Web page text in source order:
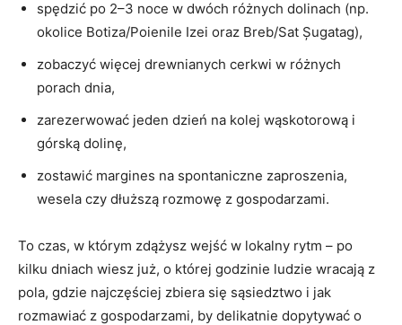
spędzić po 2–3 noce w dwóch różnych dolinach (np.
okolice Botiza/Poienile Izei oraz Breb/Sat Șugatag),
zobaczyć więcej drewnianych cerkwi w różnych
porach dnia,
zarezerwować jeden dzień na kolej wąskotorową i
górską dolinę,
zostawić margines na spontaniczne zaproszenia,
wesela czy dłuższą rozmowę z gospodarzami.
To czas, w którym zdążysz wejść w lokalny rytm – po
kilku dniach wiesz już, o której godzinie ludzie wracają z
pola, gdzie najczęściej zbiera się sąsiedztwo i jak
rozmawiać z gospodarzami, by delikatnie dopytywać o